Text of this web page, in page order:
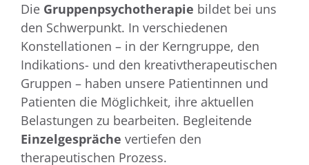
Die Gruppenpsychotherapie bildet bei uns
den Schwerpunkt. In verschiedenen
Konstellationen – in der Kerngruppe, den
Indikations- und den kreativtherapeutischen
Gruppen – haben unsere Patientinnen und
Patienten die Möglichkeit, ihre aktuellen
Belastungen zu bearbeiten. Begleitende
Einzelgespräche vertiefen den
therapeutischen Prozess.